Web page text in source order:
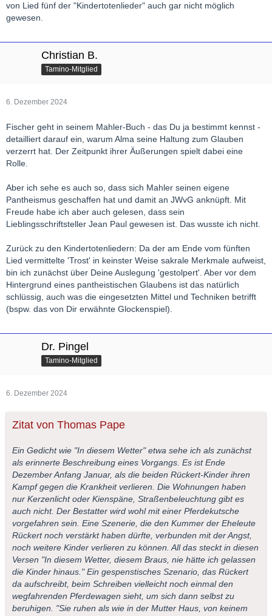
von Lied fünf der "Kindertotenlieder" auch gar nicht möglich
gewesen.
Christian B.
Tamino-Mitglied
6. Dezember 2024
Fischer geht in seinem Mahler-Buch - das Du ja bestimmt kennst -
detailliert darauf ein, warum Alma seine Haltung zum Glauben
verzerrt hat. Der Zeitpunkt ihrer Äußerungen spielt dabei eine
Rolle.
Aber ich sehe es auch so, dass sich Mahler seinen eigene
Pantheismus geschaffen hat und damit an JWvG anknüpft. Mit
Freude habe ich aber auch gelesen, dass sein
Lieblingsschriftsteller Jean Paul gewesen ist. Das wusste ich nicht.
Zurück zu den Kindertotenliedern: Da der am Ende vom fünften
Lied vermittelte 'Trost' in keinster Weise sakrale Merkmale aufweist,
bin ich zunächst über Deine Auslegung 'gestolpert'. Aber vor dem
Hintergrund eines pantheistischen Glaubens ist das natürlich
schlüssig, auch was die eingesetzten Mittel und Techniken betrifft
(bspw. das von Dir erwähnte Glockenspiel).
Dr. Pingel
Tamino-Mitglied
6. Dezember 2024
Zitat von Thomas Pape
Ein Gedicht wie "In diesem Wetter" etwa sehe ich als zunächst
als erinnerte Beschreibung eines Vorgangs. Es ist Ende
Dezember Anfang Januar, als die beiden Rückert-Kinder ihren
Kampf gegen die Krankheit verlieren. Die Wohnungen haben
nur Kerzenlicht oder Kienspäne, Straßenbeleuchtung gibt es
auch nicht. Der Bestatter wird wohl mit einer Pferdekutsche
vorgefahren sein. Eine Szenerie, die den Kummer der Eheleute
Rückert noch verstärkt haben dürfte, verbunden mit der Angst,
noch weitere Kinder verlieren zu können. All das steckt in diesen
Versen "In diesem Wetter, diesem Braus, nie hätte ich gelassen
die Kinder hinaus." Ein gespenstisches Szenario, das Rückert
da aufschreibt, beim Schreiben vielleicht noch einmal den
wegfahrenden Pferdewagen sieht, um sich dann selbst zu
beruhigen. "Sie ruhen als wie in der Mutter Haus, von keinem